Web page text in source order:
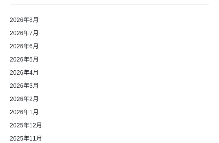
2026年8月
2026年7月
2026年6月
2026年5月
2026年4月
2026年3月
2026年2月
2026年1月
2025年12月
2025年11月